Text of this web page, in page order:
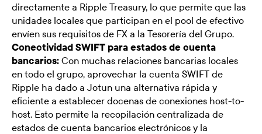
directamente a Ripple Treasury, lo que permite que las
unidades locales que participan en el pool de efectivo
envíen sus requisitos de FX a la Tesorería del Grupo.
Conectividad SWIFT para estados de cuenta
bancarios: Con muchas relaciones bancarias locales
en todo el grupo, aprovechar la cuenta SWIFT de
Ripple ha dado a Jotun una alternativa rápida y
eficiente a establecer docenas de conexiones host-to-
host. Esto permite la recopilación centralizada de
estados de cuenta bancarios electrónicos y la